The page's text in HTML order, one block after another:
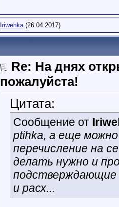
Iriwehka(26.04.2017)
Re: На днях
пожалуйста!
Цитата:
Сообщение от
ptihka, а еще можно
перечисление на
делать нужно и
подстверждающие
и расх...